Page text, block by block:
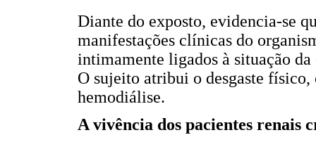
Diante do exposto, evidencia-se
manifestações clínicas do
intimamente ligados à situação
O sujeito atribui o desgaste físico,
hemodiálise.
A vivência dos pacientes renais